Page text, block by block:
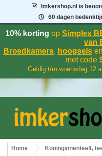
Imkershop.nl is
60 dagen
10% korting op Simplex
van
Broedkamers, hoogsels en
met code
Geldig t/m woensdag 12
Home
Koninginnenteelt,